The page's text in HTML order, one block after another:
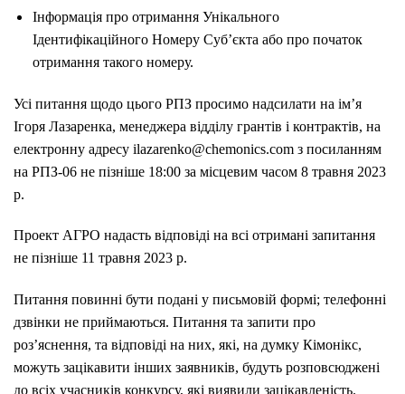
Інформація про отримання Унікального
Ідентифікаційного Номеру Суб’єкта або про початок
отримання такого номеру.
Усі питання щодо цього РПЗ просимо надсилати на ім’я
Ігоря Лазаренка, менеджера відділу грантів і контрактів, на
електронну адресу ilazarenko@chemonics.com з посиланням
на РПЗ-06 не пізніше 18:00 за місцевим часом 8 травня 2023
р.
Проект АГРО надасть відповіді на всі отримані запитання
не пізніше 11 травня 2023 р.
Питання повинні бути подані у письмовій формі; телефонні
дзвінки не приймаються. Питання та запити про
роз’яснення, та відповіді на них, які, на думку Кімонікс,
можуть зацікавити інших заявників, будуть розповсюджені
до всіх учасників конкурсу, які виявили зацікавленість.